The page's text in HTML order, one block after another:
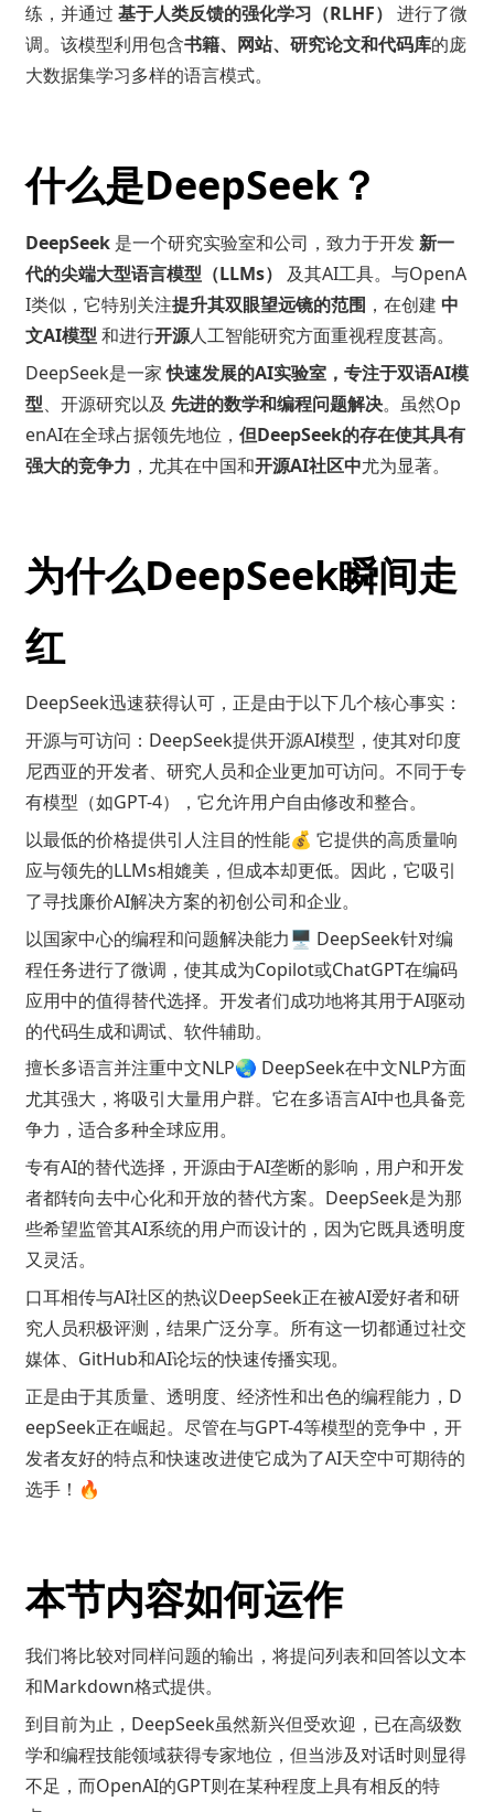
练，并通过 基于人类反馈的强化学习（RLHF） 进行了微
调。该模型利用包含书籍、网站、研究论文和代码库的庞
大数据集学习多样的语言模式。
什么是DeepSeek？
DeepSeek 是一个研究实验室和公司，致力于开发新一
代的尖端大型语言模型（LLMs）
及其AI工具。与OpenA
I类似，它特别关注提升其双眼望远镜的范围 ，在创建 中
文AI模型 和进行开源人工智能研究方面重视程度甚高。
DeepSeek是一家快速发展的AI实验室，专注于双语AI模
型、开源研究以及 先进的数学和编程问题解决。虽然Op
enAI在全球占据领先地位， 但DeepSeek的存在使其具有
强大的竞争力 ，尤其在中国和开源AI社区中尤为显著。
为什么DeepSeek瞬间走
红
DeepSeek迅速获得认可，正是由于以下几个核心事实：
开源与可访问：DeepSeek提供开源AI模型，使其对印度
尼西亚的开发者、研究人员和企业更加可访问。不同于专
有模型（如GPT-4），它允许用户自由修改和整合。
以最低的价格提供引人注目的性能💰 它提供的高质量响
应与领先的LLMs相媲美，但成本却更低。因此，它吸引
了寻找廉价AI解决方案的初创公司和企业。
以国家中心的编程和问题解决能力🖥️ DeepSeek针对编
程任务进行了微调，使其成为Copilot或ChatGPT在编码
应用中的值得替代选择。开发者们成功地将其用于AI驱动
的代码生成和调试、软件辅助。
擅长多语言并注重中文NLP🌏 DeepSeek在中文NLP方面
尤其强大，将吸引大量用户群。它在多语言AI中也具备竞
争力，适合多种全球应用。
专有AI的替代选择，开源由于AI垄断的影响，用户和开发
者都转向去中心化和开放的替代方案。DeepSeek是为那
些希望监管其AI系统的用户而设计的，因为它既具透明度
又灵活。
口耳相传与AI社区的热议DeepSeek正在被AI爱好者和研
究人员积极评测，结果广泛分享。所有这一切都通过社交
媒体、GitHub和AI论坛的快速传播实现。
正是由于其质量、透明度、经济性和出色的编程能力，D
eepSeek正在崛起。尽管在与GPT-4等模型的竞争中，开
发者友好的特点和快速改进使它成为了AI天空中可期待的
选手！🔥
本节内容如何运作
我们将比较对同样问题的输出，将提问列表和回答以文本
和Markdown格式提供。
到目前为止，DeepSeek虽然新兴但受欢迎，已在高级数
学和编程技能领域获得专家地位，但当涉及对话时则显得
不足，而OpenAI的GPT则在某种程度上具有相反的特